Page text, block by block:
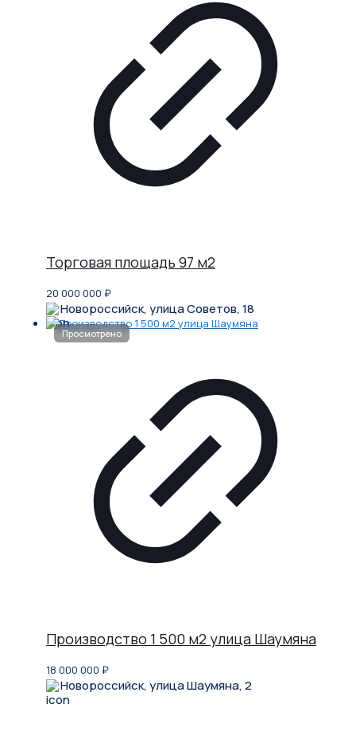
Торговая площадь 97 м2
20 000 000 ₽
Новороссийск, улица Советов, 18
Производство 1 500 м2 улица Шаумяна
18 000 000 ₽
Новороссийск, улица Шаумяна, 2